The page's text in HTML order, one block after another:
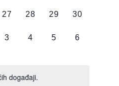
0
27
0
28
0
29
0
30
0
3
0
4
0
5
0
6
događaji.